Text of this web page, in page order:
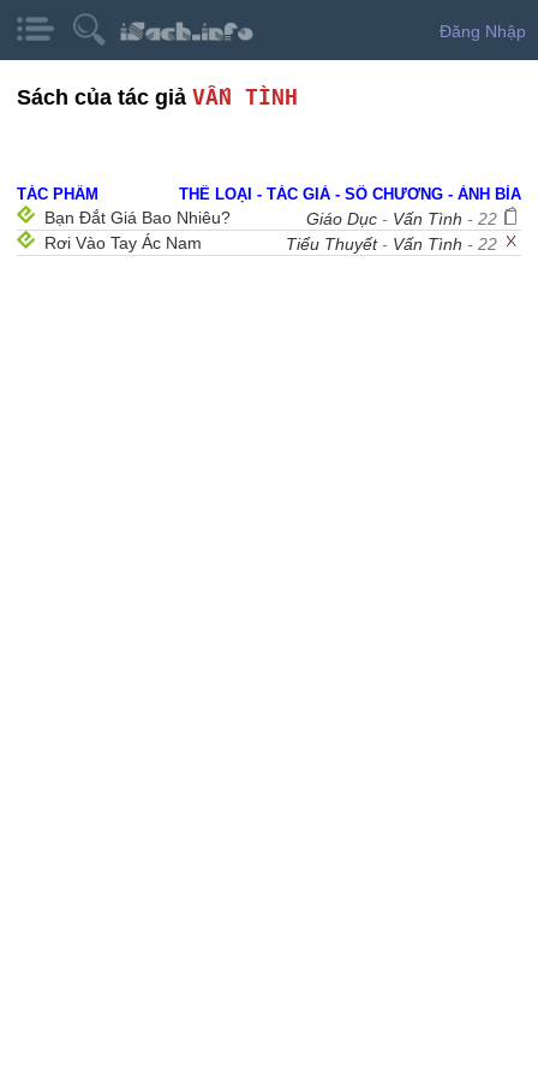
Đăng Nhập
Sách của tác giả VẤN TÌNH
TÁC PHẨM THỂ LOẠI - TÁC GIẢ - SỐ CHƯƠNG - ẢNH BÌA
Bạn Đắt Giá Bao Nhiêu? Giáo Dục - Vấn Tình - 22
Rơi Vào Tay Ác Nam
Tiểu Thuyết- Vấn Tình - 22